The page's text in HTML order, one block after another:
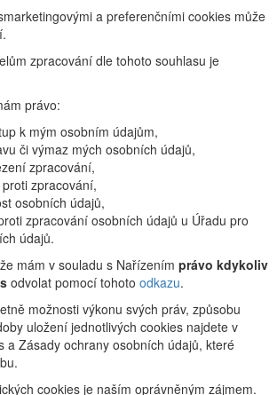
a preferenčními cookies může
zpracování dle tohoto souhlasu je
právo:
k mým osobním údajům,
či výmaz mých osobních údajů,
zpracování,
zpracování,
osobních údajů,
zpracování osobních údajů u Úřadu pro
údajů.
mám v souladu s Nařízením právo kdykoliv
odvolat pomocí tohoto odkazu.
možnosti výkonu svých práv, způsobu
uložení jednotlivých cookies najdete v
a Zásady ochrany osobních údajů, které
cookies je naším oprávněným zájmem.